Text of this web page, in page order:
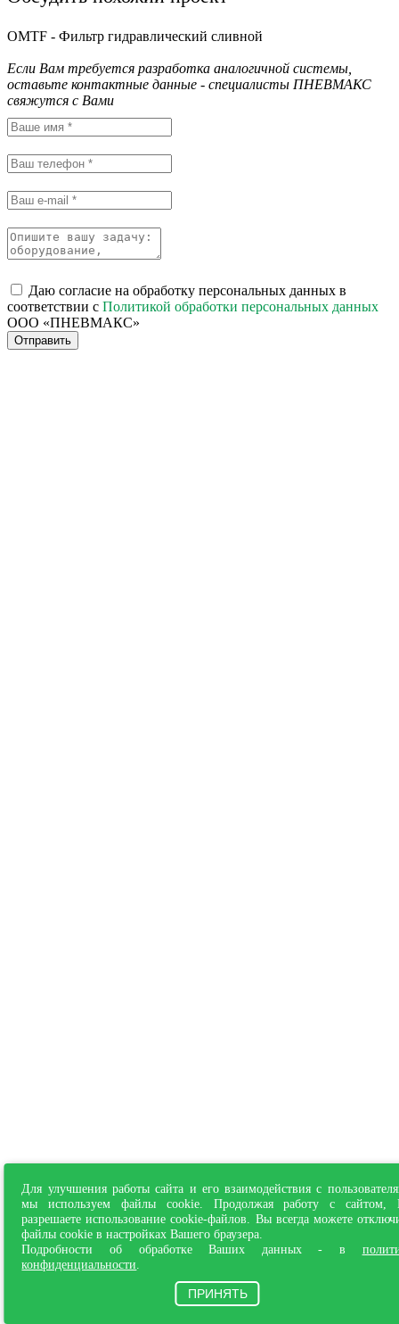
Для улучшения работы сайта и его взаимодействия с
мы используем файлы cookie. Продолжая работу с сайтом,
разрешаете использование cookie-файлов. Вы всегда можете
файлы cookie в настройках Вашего браузера.
Подробности об обработке Ваших данных - в
конфиденциальности
ПРИНЯТЬ
OMTF - Фильтр гидравлический сливной
Если Вам требуется разработка аналогичной системы,
оставьте контактные данные - специалисты ПНЕВМАКС
свяжутся с Вами
Даю согласие на обработку персональных данных в
соответствии с Политикой обработки персональных данных
ООО «ПНЕВМАКС»
Отправить